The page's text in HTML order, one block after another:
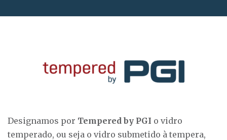
Designamos por Tempered by PGI o vidro
temperado, ou seja o vidro submetido à tempera,